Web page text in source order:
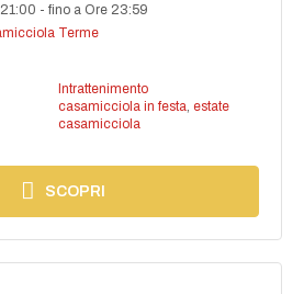
-fino a Ore 23:59
Terme
Intrattenimento
casamicciola in festa estate
casamicciola
SCOPRI